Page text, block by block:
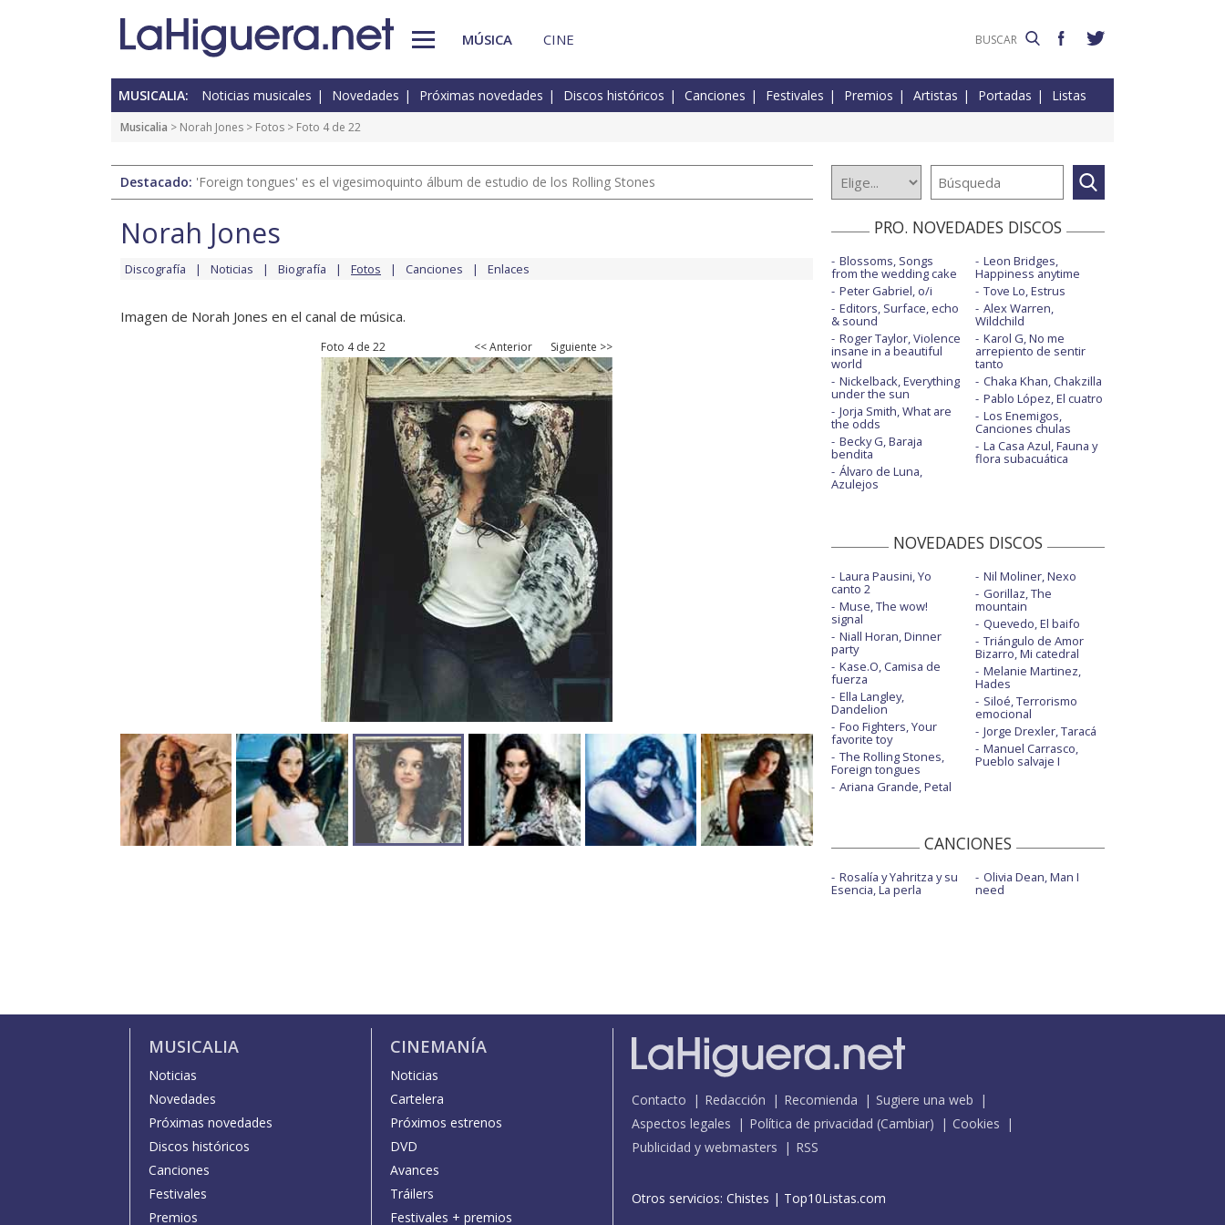
MÚSICA CINE
MUSICALIA: Noticias musicales Novedades Próximas novedades Discos históricos Canciones Festivales Premios Artistas Portadas Listas
Musicalia > Norah Jones > Fotos > Foto 4 de 22
Destacado: 'Foreign tongues' es el vigesimoquinto álbum de estudio de los Rolling Stones
Norah Jones
Discografía Noticias Biografía Fotos Canciones Enlaces
Imagen de Norah Jones en el canal de música.
Foto 4 de 22 << Anterior Siguiente >>
PRO. NOVEDADES DISCOS
Blossoms, Songs
from the wedding cake
Peter Gabriel, o/i
Editors, Surface, echo
& sound
Roger Taylor, Violence
insane in a beautiful
world
Nickelback, Everything
under the sun
Jorja Smith, What are
the odds
Becky G, Baraja
bendita
Álvaro de Luna,
Azulejos
Leon Bridges,
Happiness anytime
Tove Lo, Estrus
Alex Warren,
Wildchild
Karol G, No me
arrepiento de sentir
tanto
Chaka Khan, Chakzilla
Pablo López, El cuatro
Los Enemigos,
Canciones chulas
La Casa Azul, Fauna y
flora subacuática
NOVEDADES DISCOS
Laura Pausini, Yo
canto 2
Muse, The wow!
signal
Niall Horan, Dinner
party
Kase.O, Camisa de
fuerza
Ella Langley,
Dandelion
Foo Fighters, Your
favorite toy
The Rolling Stones,
Foreign tongues
Ariana Grande, Petal
Nil Moliner, Nexo
Gorillaz, The
mountain
Quevedo, El baifo
Triángulo de Amor
Bizarro, Mi catedral
Melanie Martinez,
Hades
Siloé, Terrorismo
emocional
Jorge Drexler, Taracá
Manuel Carrasco,
Pueblo salvaje I
CANCIONES
Rosalía y Yahritza y su
Esencia, La perla
Olivia Dean, Man I
need
MUSICALIA
Noticias
Novedades
Próximas novedades
Discos históricos
Canciones
Festivales
Premios
CINEMANÍA
Noticias
Cartelera
Próximos estrenos
DVD
Avances
Tráilers
Festivales + premios
Contacto Redacción Recomienda
Sugiere una web
Aspectos legales
Política de privacidad (Cambiar)
Cookies
Publicidad y webmasters
RSS
Otros servicios: Chistes | Top10Listas.com